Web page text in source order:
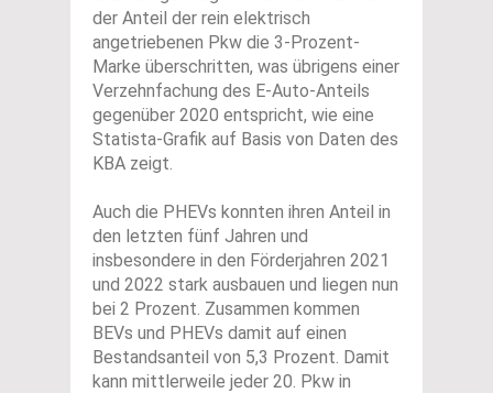
der Anteil der rein elektrisch
angetriebenen Pkw die 3-Prozent-
Marke überschritten, was übrigens einer
Verzehnfachung des E-Auto-Anteils
gegenüber 2020 entspricht, wie eine
Statista-Grafik auf Basis von Daten des
KBA zeigt.
Auch die PHEVs konnten ihren Anteil in
den letzten fünf Jahren und
insbesondere in den Förderjahren 2021
und 2022 stark ausbauen und liegen nun
bei 2 Prozent. Zusammen kommen
BEVs und PHEVs damit auf einen
Bestandsanteil von 5,3 Prozent. Damit
kann mittlerweile jeder 20. Pkw in